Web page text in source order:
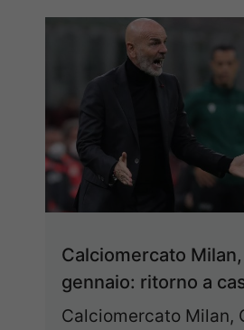
Calciomercato
gennaio: ritorno a
Calciomercato Milan,